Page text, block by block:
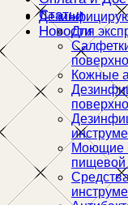
Статьи
Новости
Для
Кожные
Моющие